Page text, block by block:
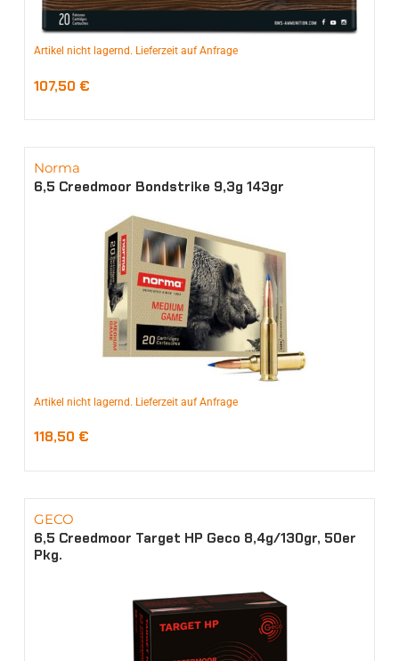
Artikel nicht lagernd. Lieferzeit auf Anfrage
107,50 €
Norma
6,5 Creedmoor Bondstrike 9,3g 143gr
Artikel nicht lagernd. Lieferzeit auf Anfrage
118,50 €
GECO
6,5 Creedmoor Target HP Geco 8,4g/130gr, 50er
Pkg.